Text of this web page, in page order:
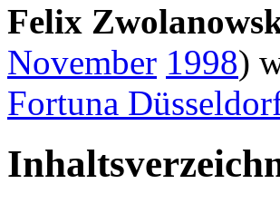
Felix
November 1998)
Fortuna